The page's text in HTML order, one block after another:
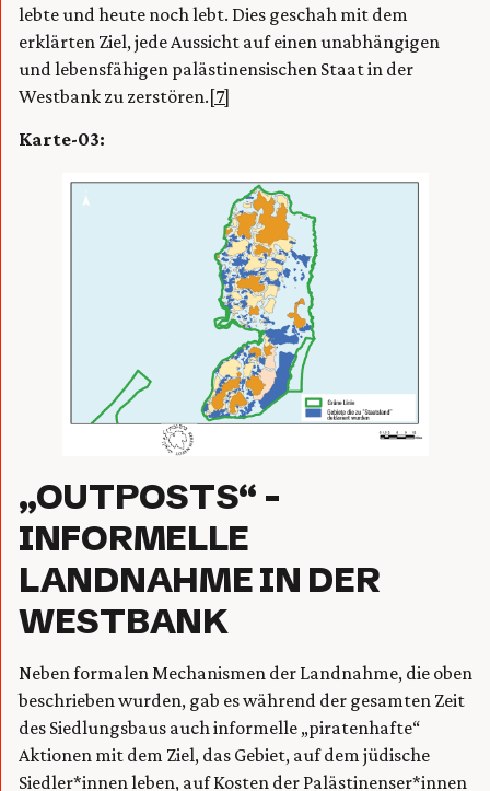
lebte und heute noch lebt. Dies geschah mit dem
erklärten Ziel, jede Aussicht auf einen unabhängigen
und lebensfähigen palästinensischen Staat in der
Westbank zu zerstören. [7]
Karte-03:
„OUTPOSTS“ –
INFORMELLE
LANDNAHME IN DER
WESTBANK
Neben formalen Mechanismen der Landnahme, die oben
beschrieben wurden, gab es während der gesamten Zeit
des Siedlungsbaus auch informelle „piratenhafte“
Aktionen mit dem Ziel, das Gebiet, auf dem jüdische
Siedler*innen leben, auf Kosten der Palästinenser*innen